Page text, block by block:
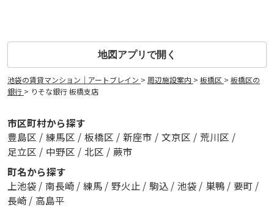
地図アプリで開く
池袋の賃貸マンション｜アートブレイン > 周辺施設案内 > 板橋区 > 板橋区の
銀行 > りそな銀行 板橋支店
市区町村から探す
豊島区 / 練馬区 / 板橋区 / 新座市 / 文京区 / 荒川区 /
足立区 / 中野区 / 北区 / 蕨市
町名から探す
上池袋 / 南長崎 / 練馬 / 野火止 / 駒込 / 池袋 / 巣鴨 / 要町 /
長崎 / 高島平